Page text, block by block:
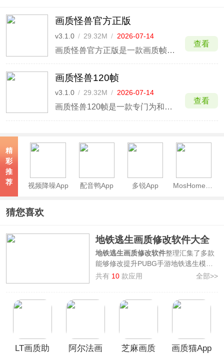
画质怪兽官方正版
v3.1.0 / 29.32M / 2026-07-14
画质怪兽官方正版是一款画质帧率修改器软件，支持和平精英、PUBG国际服、蛋仔派对、LOL手游、穿越火线、暗区突围、第五人格等手游画质修改，包含UC画质、EC画质、电竞、清晰、渣机、144帧画质模式，以及玩家常用的超广角、超高音质功能，适用于性能低无法正常开启高画质、超广角、
查看
画质怪兽120帧
v3.1.0 / 29.32M / 2026-07-14
画质怪兽120帧是一款专门为和平精英、PUBG Mobile（国服、国际服）等手游玩家开发的画质帧率优化工具，拥有它你即可轻松开启120帧流畅、高清、HDR高清、超高清等画质，以及热门的超广角功能，覆盖多种广角选项，让你吃鸡视角变得更加开阔。
查看
精
彩
推
荐
视频降噪App 配音鸭App 多锐App MosHome官方版
猜您喜欢
地铁逃生画质修改软件大全
地铁逃生画质修改软件整理汇集了多款
能够修改提升PUBG手游地铁逃生模式
画质的画质修改器app，其中包含了有
质助手软件可轻松一键开启120帧，将
户前来本站挑选免费下载使用！
共有 10 款应用 全部>>
LT画质助
阿尔法画
芝麻画质
画质猫App